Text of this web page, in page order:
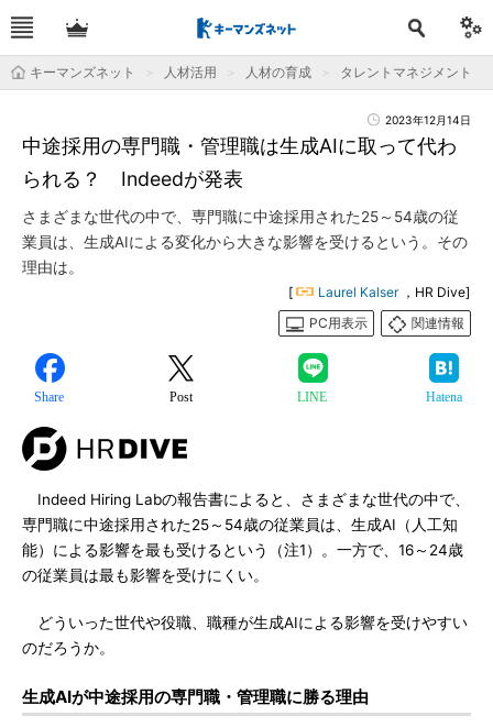
キーマンズネット 人材活用 人材の育成 タレントマネジメント
2023年12月14日
中途採用の専門職・管理職は生成AIに取って代わ
られる？ Indeedが発表
さまざまな世代の中で、専門職に中途採用された25～54歳の従
業員は、生成AIによる変化から大きな影響を受けるという。その
理由は。
[ Laurel Kalser ，HR Dive]
PC用表示
関連情報
Share Post LINE Hatena
Indeed Hiring Labの報告書によると、さまざまな世代の中で、
専門職に中途採用された25～54歳の従業員は、生成AI（人工知
能）による影響を最も受けるという（注1）。一方で、16～24歳
の従業員は最も影響を受けにくい。
どういった世代や役職、職種が生成AIによる影響を受けやすい
のだろうか。
生成AIが中途採用の専門職・管理職に勝る理由